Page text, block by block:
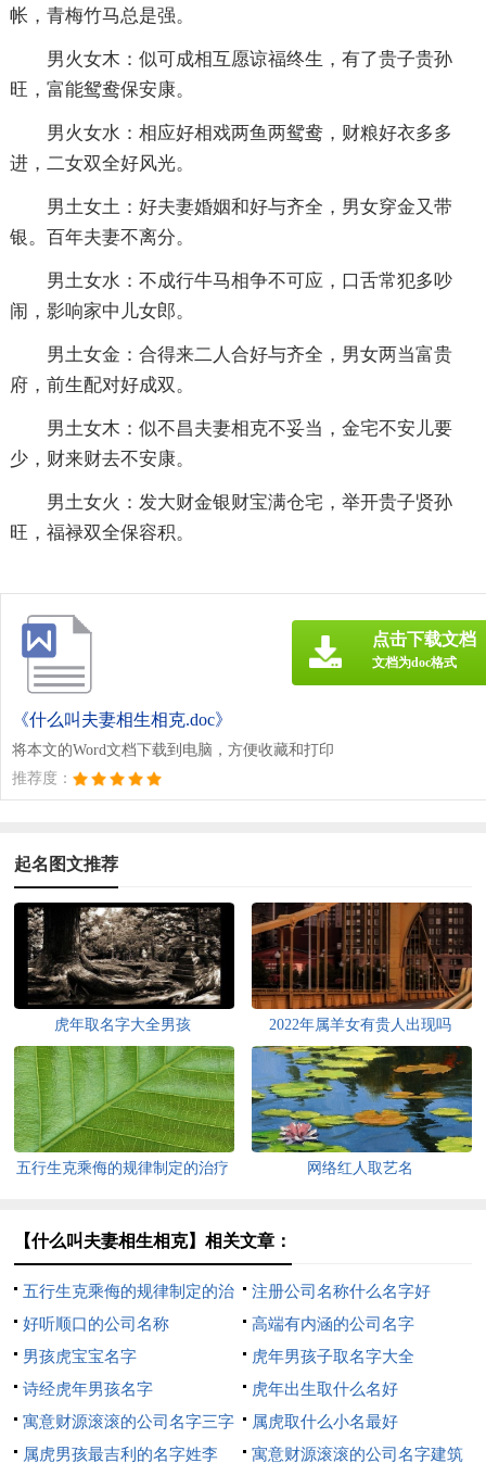
帐，青梅竹马总是强。
男火女木：似可成相互愿谅福终生，有了贵子贵孙
旺，富能鸳鸯保安康。
男火女水：相应好相戏两鱼两鸳鸯，财粮好衣多多
进，二女双全好风光。
男土女土：好夫妻婚姻和好与齐全，男女穿金又带
银。百年夫妻不离分。
男土女水：不成行牛马相争不可应，口舌常犯多吵
闹，影响家中儿女郎。
男土女金：合得来二人合好与齐全，男女两当富贵
府，前生配对好成双。
男土女木：似不昌夫妻相克不妥当，金宅不安儿要
少，财来财去不安康。
男土女火：发大财金银财宝满仓宅，举开贵子贤孙
旺，福禄双全保容积。
《什么叫夫妻相生相克.doc》
将本文的Word文档下载到电脑，方便收藏和打印
推荐度：
点击下载文档
文档为doc格式
起名图文推荐
虎年取名字大全男孩 2022年属羊女有贵人出现吗
五行生克乘侮的规律制定的治疗
网络红人取艺名
【什么叫夫妻相生相克】相关文章：
五行生克乘侮的规律制定的治
疗方法
注册公司名称什么名字好
好听顺口的公司名称
高端有内涵的公司名字
男孩虎宝宝名字
虎年男孩子取名字大全
诗经虎年男孩名字
虎年出生取什么名好
寓意财源滚滚的公司名字三字
属虎取什么小名最好
属虎男孩最吉利的名字姓李
寓意财源滚滚的公司名字建筑